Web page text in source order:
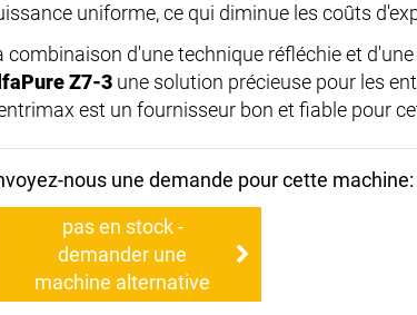
uniforme, ce qui diminue les coûts
combinaison d'une technique réfléchie et
Z7-3 une solution précieuse pour les
est un fournisseur bon et fiable pour
nous une demande pour cette
pas en stock -
demander une
machine alternative